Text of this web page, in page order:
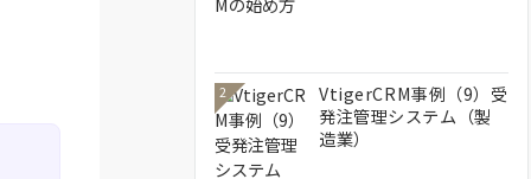
2
VtigerCRM事例（9）受
発注管理システム（製
造業）